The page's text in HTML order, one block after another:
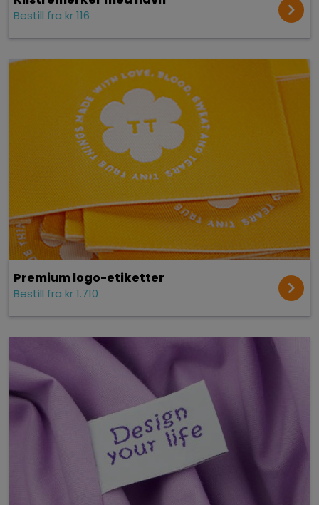
Bestill fra kr 116
Premium logo-etiketter
Bestill fra kr 1.710